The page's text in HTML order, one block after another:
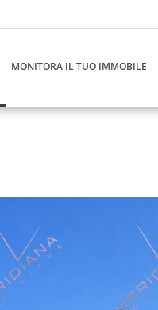
MONITORA IL TUO IMMOBILE